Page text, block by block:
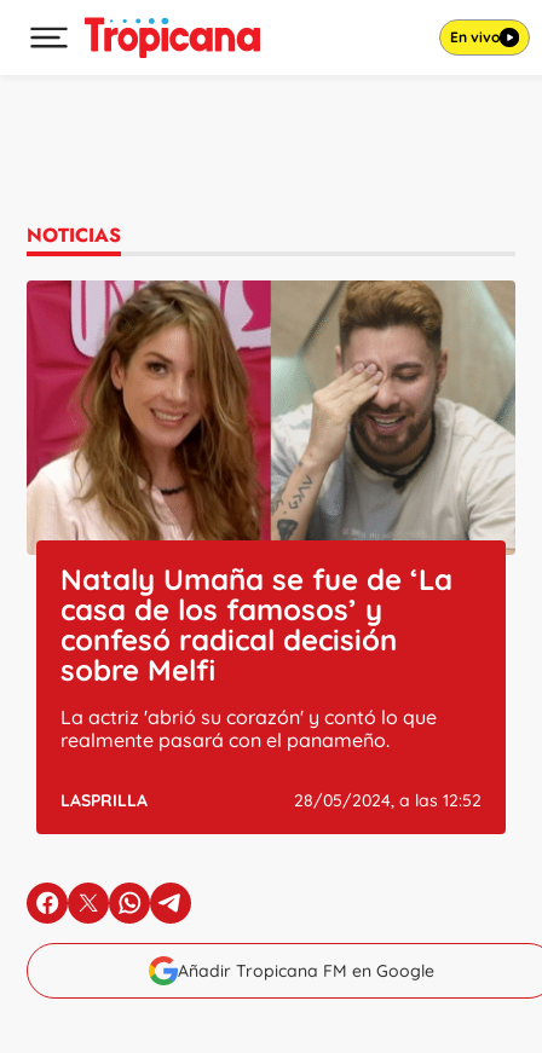
Desplegar menú principal En vivo
NOTICIAS
Nataly Umaña se fue de ‘La
casa de los famosos’ y
confesó radical decisión
sobre Melfi
La actriz 'abrió su corazón' y contó lo que
realmente pasará con el panameño.
LASPRILLA 28/05/2024, a las 12:52
en Facebook
en Xen Whatsapp
en Telegram
Añadir Tropicana FM en Google